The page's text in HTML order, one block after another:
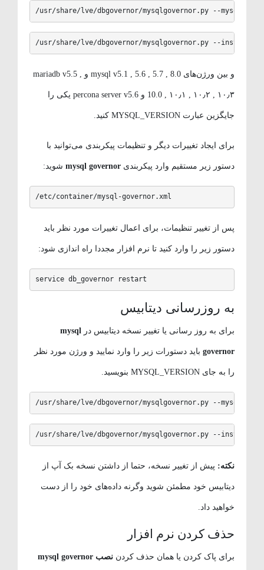
/usr/share/lve/dbgovernor/mysqlgovernor.py --mysql-
/usr/share/lve/dbgovernor/mysqlgovernor.py --install
و بین ورژن‌های mysql v5.1 , 5.6 , 5.7 , 8.0 و mariadb v5.5 ,
10.0 , ۱۰٫۱ , ۱۰٫۲ , ۱۰٫۳ و percona server v5.6 یکی را
جایگزین عبارت MYSQL_VERSION کنید.
برای ایجاد تغییرات دیگر و تنظیمات پیکربندی می‌توانید با
دستور زیر مستقیم وارد پیکربندی mysql governorشوید:
/etc/container/mysql-governor.xml
پس از تغییر تنظیمات، برای اعمال تغییرات مورد نظر باید
دستور زیر را وارد کنید تا نرم افزار مجددا راه اندازی شود:
service db_governor restart
به روزرسانی دیتابیس
برای به روز رسانی یا تغییر نسخه دیتابیس در mysql
governor باید دستورات زیر را وارد نمایید و ورژن مورد نظر
را به جای MYSQL_VERSION بنویسید.
/usr/share/lve/dbgovernor/mysqlgovernor.py --mysql-
/usr/share/lve/dbgovernor/mysqlgovernor.py --install
نکته:پیش از تغییر نسخه، حتما از داشتن نسخه بک آپ از
دیتابیس خود مطمئن شوید وگرنه داده‌های خود را از دست
خواهید داد.
حذف کردن نرم افزار
برای پاک کردن یا همان حذف کردن نصب mysql governor